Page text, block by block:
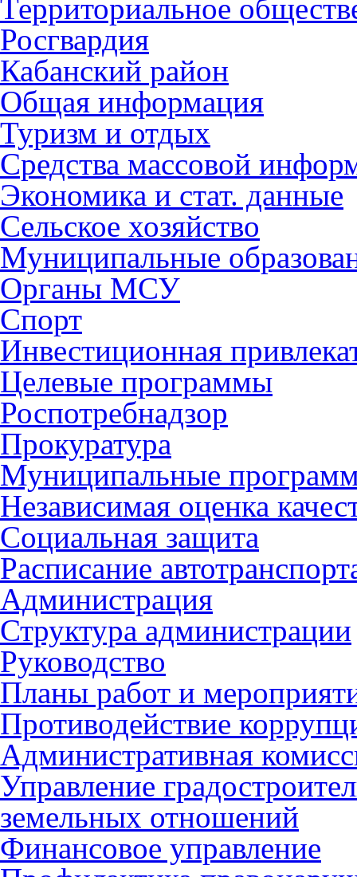
Территориальное
Росгвардия
Кабанский район
Общая информация
Туризм и отдых
Средства массовой
Экономика и стат. данные
Сельское хозяйство
Муниципальные
Органы МСУ
Спорт
Инвестиционная
Целевые программы
Роспотребнадзор
Прокуратура
Муниципальные
Независимая оценка
Социальная защита
Расписание
Администрация
Структура администрации
Руководство
Планы работ и
Противодействие
Административная
Управление
земельных отношений
Финансовое управление